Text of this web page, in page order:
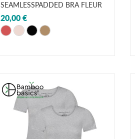
SEAMLESSPADDED BRA FLEUR
20,00 €